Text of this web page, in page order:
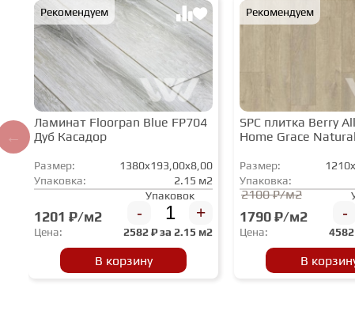
Рекомендуем
Ламинат Floorpan Blue FP704
Дуб Касадор
Размер:
1380x193,00x8,00
Упаковка:
2.15 м2
1201 ₽/м2
Упаковок
- +
Цена: 2582₽ за 2.15 м2
В корзину
Рекомендуем
SPC плитка Berry
Home Grace Natural
Размер:
Упаковка:
2100 ₽/м2
1790 ₽/м2 -
Цена: 4582
В